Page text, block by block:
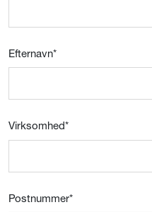
Efternavn*
Virksomhed*
Postnummer*